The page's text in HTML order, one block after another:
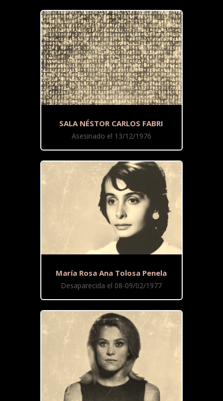
SALA NÉSTOR CARLOS FABRI
Asesinado el 13/12/1976
María Rosa Ana Tolosa Penela
Desaparecida el 08-09/02/1977